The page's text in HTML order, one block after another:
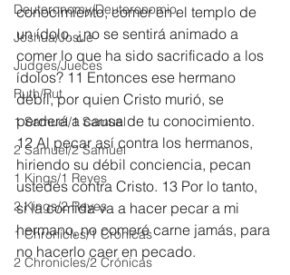
Deuteronomy/Deuteronomio
Joshua/Josué
Judges/Jueces
Ruth/Rut
1 Samuel/1 Samuel
2 Samuel/2 Samuel
1 Kings/1 Reyes
2 Kings/2 Reyes
1 Chronicles/1 Crónicas
2 Chronicles/2 Crónicas
conocimiento, comer en el templo de
un ídolo, ¿no se sentirá animado a
comer lo que ha sido sacrificado a los
ídolos? 11 Entonces ese hermano
débil, por quien Cristo murió, se
perderá a causa de tu conocimiento.
12 Al pecar así contra los hermanos,
hiriendo su débil conciencia, pecan
ustedes contra Cristo. 13 Por lo tanto,
si la comida va a hacer pecar a mi
hermano, no comeré carne jamás, para
no hacerlo caer en pecado.